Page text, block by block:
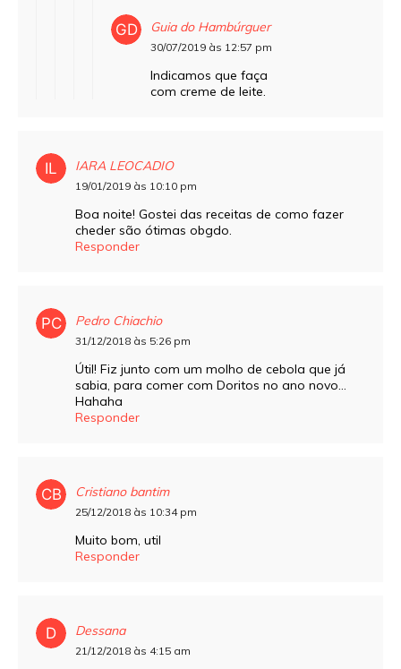
Guia do Hambúrguer
30/07/2019 às 12:57 pm
Indicamos que faça
com creme de leite.
IARA LEOCADIO
19/01/2019 às 10:10 pm
Boa noite! Gostei das receitas de como fazer
cheder são ótimas obgdo.
Responder
Pedro Chiachio
31/12/2018 às 5:26 pm
Útil! Fiz junto com um molho de cebola que já
sabia, para comer com Doritos no ano novo…
Hahaha
Responder
Cristiano bantim
25/12/2018 às 10:34 pm
Muito bom, util
Responder
Dessana
21/12/2018 às 4:15 am